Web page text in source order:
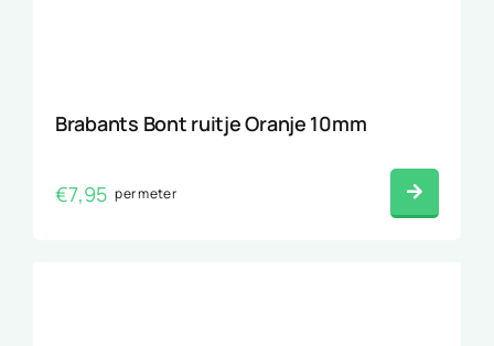
Brabants Bont ruitje Oranje 10mm
€7,95 per meter